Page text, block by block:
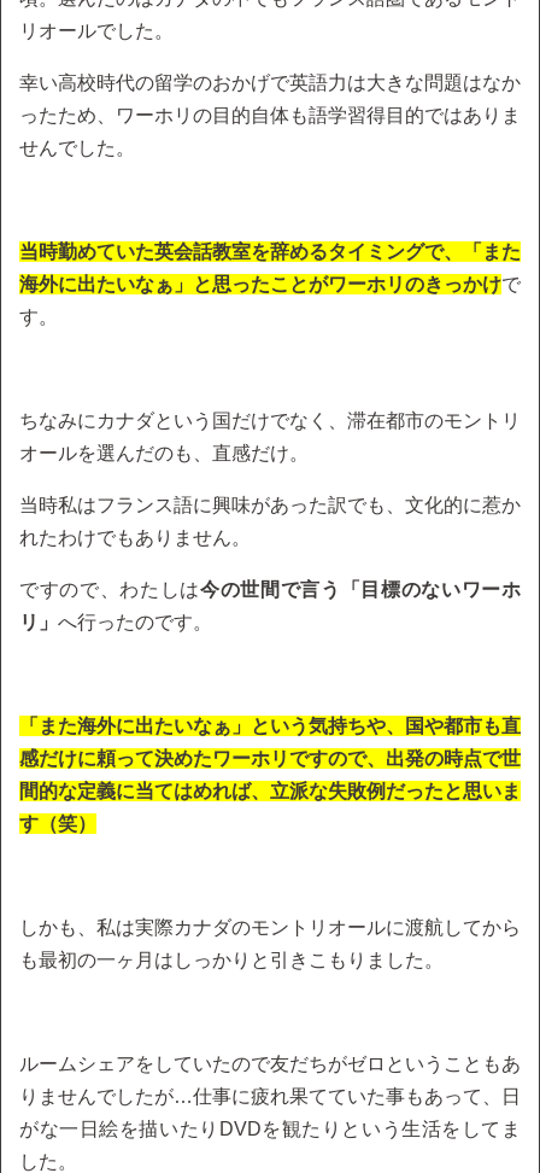
リオールでした。
幸い高校時代の留学のおかげで英語力は大きな問題はなか
ったため、ワーホリの目的自体も語学習得目的ではありま
せんでした。
当時勤めていた英会話教室を辞めるタイミングで、「また
海外に出たいなぁ」と思ったことがワーホリのきっかけで
す。
ちなみにカナダという国だけでなく、滞在都市のモントリ
オールを選んだのも、直感だけ。
当時私はフランス語に興味があった訳でも、文化的に惹か
れたわけでもありません。
ですので、わたしは今の世間で言う「目標のないワーホ
リ」 へ行ったのです。
「また海外に出たいなぁ」という気持ちや、国や都市も直
感だけに頼って決めたワーホリですので、出発の時点で世
間的な定義に当てはめれば、立派な失敗例だったと思いま
す（笑）
しかも、私は実際カナダのモントリオールに渡航してから
も最初の一ヶ月はしっかりと引きこもりました。
ルームシェアをしていたので友だちがゼロということもあ
りませんでしたが…仕事に疲れ果てていた事もあって、日
がな一日絵を描いたりDVDを観たりという生活をしてま
した。